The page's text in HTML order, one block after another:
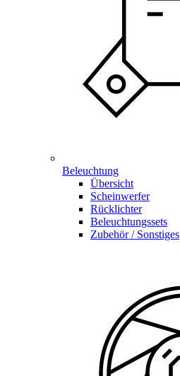
Beleuchtung
Übersicht
Scheinwerfer
Rücklichter
Beleuchtungssets
Zubehör / Sonstiges